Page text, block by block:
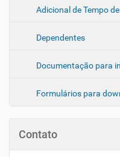
Adicional de Tempo
Dependentes
Documentação para
Formulários para
Contato